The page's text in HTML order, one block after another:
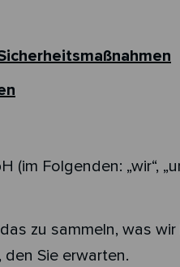
(im Folgenden: „wir“,
zu sammeln, was
den Sie erwarten.